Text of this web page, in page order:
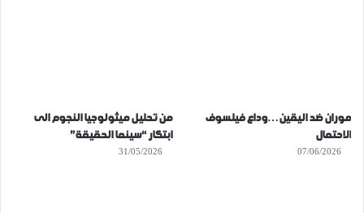
موران ضد اليقين…وداع فيلسوف
الاحتمال
07/06/2026
من تحليل ميثولوجيا النجوم الى
ابتكار “سينما الحقيقة”
31/05/2026